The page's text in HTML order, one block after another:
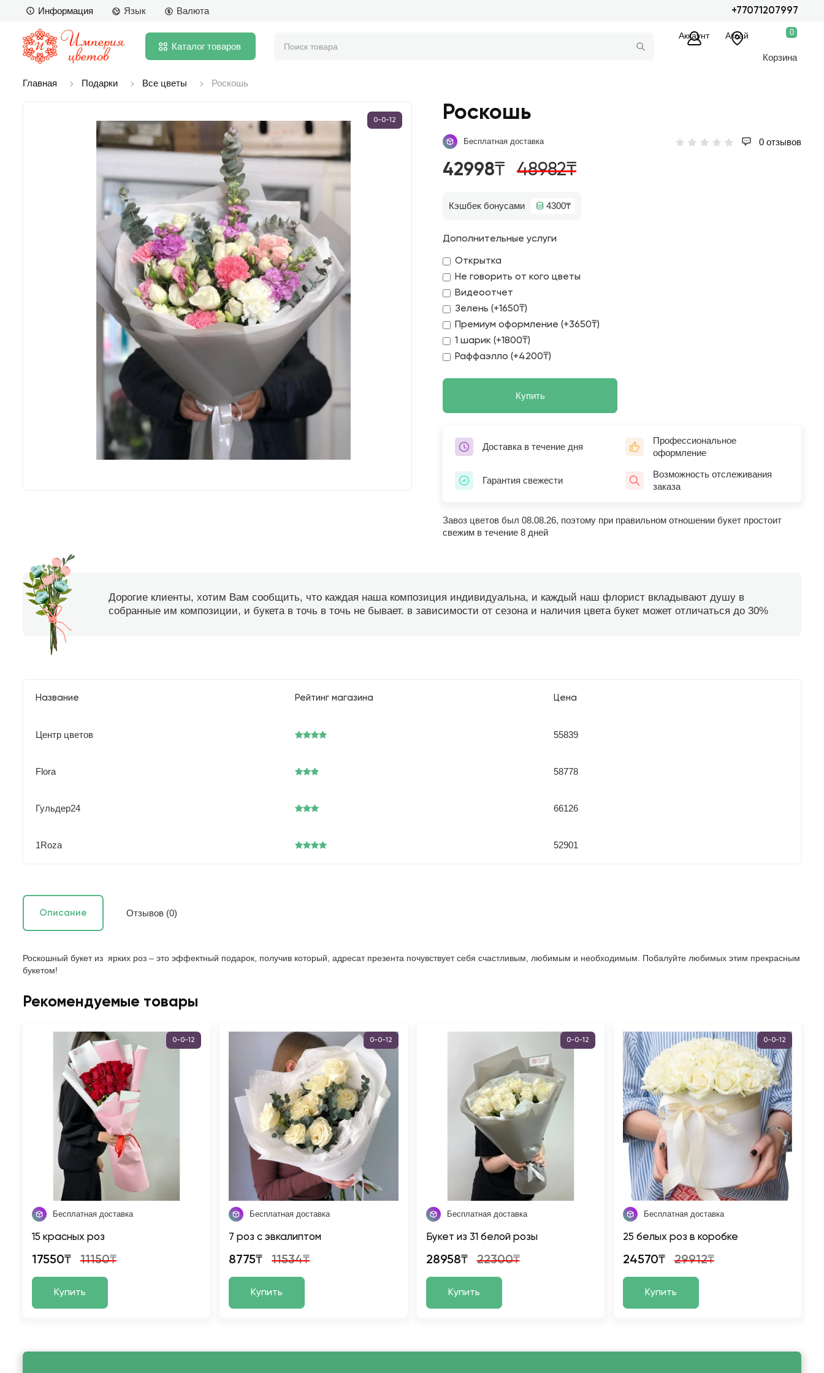
Информация Язык Валюта +77071207997
Каталог товаров
Аккаунт Аксай 0
Корзина
Главная Подарки Все цветы Роскошь
0-0-12 Роскошь
Бесплатная доставка 0 отзывов
42998₸ 48982₸
Кэшбек бонусами 4300₸
Дополнительные услуги
Открытка
Не говорить от кого цветы
Видеоотчет
Зелень (+1650₸)
Премиум оформление (+3650₸)
1 шарик (+1800₸)
Раффаэлло (+4200₸)
Купить
Доставка в течение дня
Профессиональное
оформление
Гарантия свежести
Возможность отслеживания
заказа
Завоз цветов был 08.08.26, поэтому при правильном отношении букет простоит
свежим в течение 8 дней
Дорогие клиенты, хотим Вам сообщить, что каждая наша композиция индивидуальна, и каждый наш флорист вкладывают душу в
собранные им композиции, и букета в точь в точь не бывает. в зависимости от сезона и наличия цвета букет может отличаться до 30%
Название Рейтинг магазина Цена
Центр цветов 55839
Flora 58778
Гульдер24 66126
1Roza 52901
Описание Отзывов (0)
Роскошный букет из ярких роз – это эффектный подарок, получив который, адресат презента почувствует себя счастливым, любимым и необходимым. Побалуйте любимых этим прекрасным
букетом!
Рекомендуемые товары
0-0-12
Бесплатная доставка
15 красных роз
17550₸ 11150₸
Купить
0-0-12
Бесплатная доставка
7 роз с эвкалиптом
8775₸ 11534₸
Купить
0-0-12
Бесплатная доставка
Букет из 31 белой розы
28958₸ 22300₸
Купить
0-0-12
Бесплатная доставка
25 белых роз в коробке
24570₸ 29912₸
Купить